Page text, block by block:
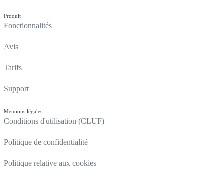
Produit
Fonctionnalités
Avis
Tarifs
Support
Mentions légales
Conditions d'utilisation (CLUF)
Politique de confidentialité
Politique relative aux cookies